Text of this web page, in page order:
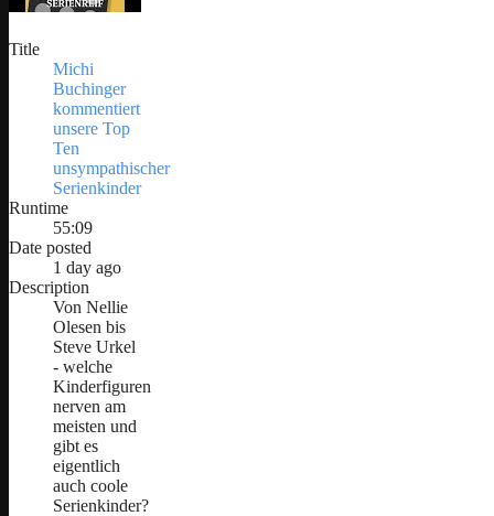
Title
Michi
Buchinger
kommentiert
unsere Top
Ten
unsympathischer
Serienkinder
Runtime
55:09
Date posted
1 day ago
Description
Von Nellie
Olesen bis
Steve Urkel
- welche
Kinderfiguren
nerven am
meisten und
gibt es
eigentlich
auch coole
Serienkinder?